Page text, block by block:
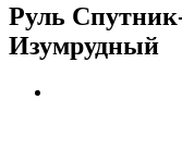
Руль
Изумрудный